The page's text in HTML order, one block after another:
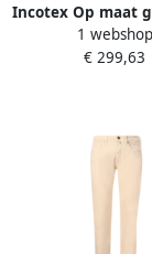
Incotex Op maat
Regular Jeans
1 webshop
€ 299,63